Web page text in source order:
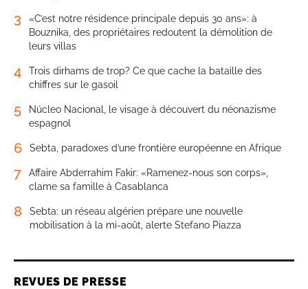
3
«C’est notre résidence principale depuis 30 ans»: à
Bouznika, des propriétaires redoutent la démolition de
leurs villas
4
Trois dirhams de trop? Ce que cache la bataille des
chiffres sur le gasoil
5
Núcleo Nacional, le visage à découvert du néonazisme
espagnol
6 Sebta, paradoxes d’une frontière européenne en Afrique
7
Affaire Abderrahim Fakir: «Ramenez-nous son corps»,
clame sa famille à Casablanca
8
Sebta: un réseau algérien prépare une nouvelle
mobilisation à la mi-août, alerte Stefano Piazza
REVUES DE PRESSE